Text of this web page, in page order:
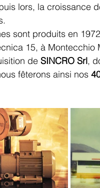
lors, la croissance
sont produits en
15, à Montecchio
de SINCRO Srl,
fêterons ainsi nos